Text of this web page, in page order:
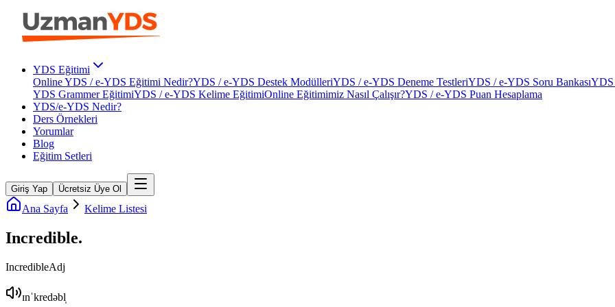
YDS Eğitimi
Online YDS / e-YDS Eğitimi Nedir?YDS / e-YDS Destek ModülleriYDS / e-YDS Deneme TestleriYDS / e-YDS Soru BankasıYDS
YDS Grammer EğitimiYDS / e-YDS Kelime EğitimiOnline Eğitimimiz Nasıl Çalışır?YDS / e-YDS Puan Hesaplama
YDS/e-YDS Nedir?
Ders Örnekleri
Yorumlar
Blog
Eğitim Setleri
Giriş Yap Ücretsiz Üye Ol
Ana Sayfa Kelime Listesi
Incredible.
IncredibleAdj
ɪnˈkredəbl̩